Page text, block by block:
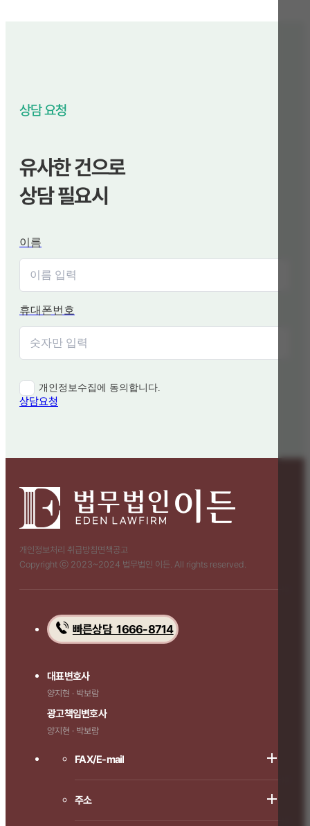
상담 요청
유사한 건으로
상담 필요시
이름
휴대폰번호
개인정보수집에 동의합니다.
상담요청
개인정보처리 취급방침 면책공고
Copyright ⓒ 2023~2024 법무법인 이든. All rights reserved.
빠른상담 1666-8714
대표변호사
양지현 · 박보람
광고책임변호사
양지현 · 박보람
FAX/E-mail
주소